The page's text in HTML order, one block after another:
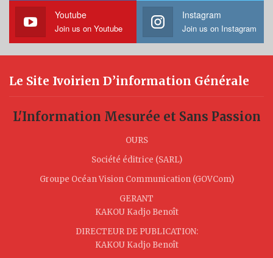
Youtube
Join us on Youtube
Instagram
Join us on Instagram
Le Site Ivoirien D’information Générale
L'Information Mesurée et Sans Passion
OURS
Société éditrice (SARL)
Groupe Océan Vision Communication (GOVCom)
GERANT
KAKOU Kadjo Benoît
DIRECTEUR DE PUBLICATION:
KAKOU Kadjo Benoît